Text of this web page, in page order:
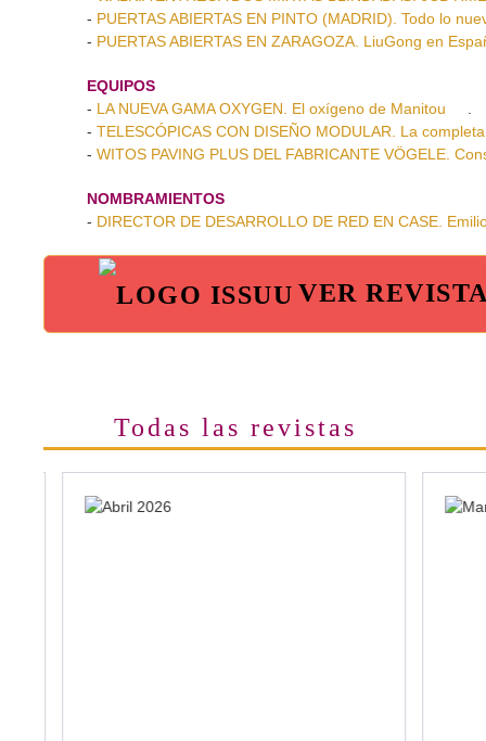
- PUERTAS ABIERTAS EN PINTO (MADRID). Todo lo
- PUERTAS ABIERTAS EN ZARAGOZA. LiuGong en
EQUIPOS
- LA NUEVA GAMA OXYGEN. El oxígeno de Manitou
- TELESCÓPICAS CON DISEÑO MODULAR. La
- WITOS PAVING PLUS DEL FABRICANTE VÖGELE.
NOMBRAMIENTOS
- DIRECTOR DE DESARROLLO DE RED EN CASE.
VER
Todas las revistas